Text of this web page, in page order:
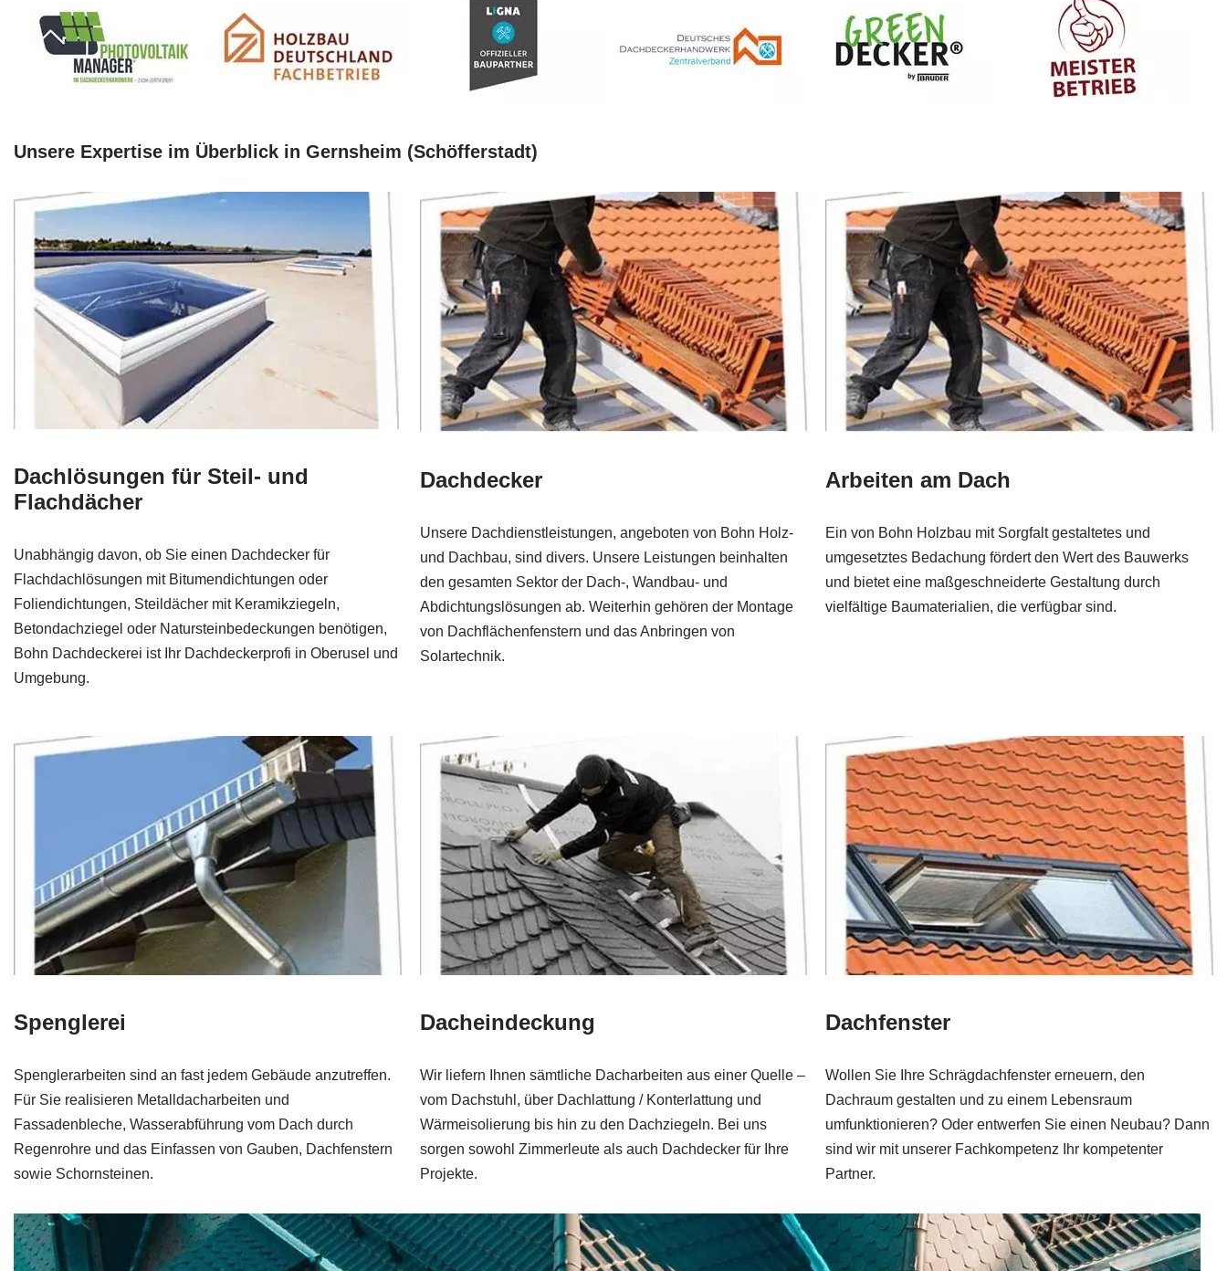
Unsere Expertise im Überblick in Gernsheim (Schöfferstadt)
Dachlösungen für Steil- und
Flachdächer
Unabhängig davon, ob Sie einen Dachdecker für
Flachdachlösungen mit Bitumendichtungen oder
Foliendichtungen, Steildächer mit Keramikziegeln,
Betondachziegel oder Natursteinbedeckungen benötigen,
Bohn Dachdeckerei ist Ihr Dachdeckerprofi in Oberusel und
Umgebung.
Dachdecker
Unsere Dachdienstleistungen, angeboten von Bohn Holz-
und Dachbau, sind divers. Unsere Leistungen beinhalten
den gesamten Sektor der Dach-, Wandbau- und
Abdichtungslösungen ab. Weiterhin gehören der Montage
von Dachflächenfenstern und das Anbringen von
Solartechnik.
Arbeiten am Dach
Ein von Bohn Holzbau mit Sorgfalt gestaltetes und
umgesetztes Bedachung fördert den Wert des Bauwerks
und bietet eine maßgeschneiderte Gestaltung durch
vielfältige Baumaterialien, die verfügbar sind.
Spenglerei
Spenglerarbeiten sind an fast jedem Gebäude anzutreffen.
Für Sie realisieren Metalldacharbeiten und
Fassadenbleche, Wasserabführung vom Dach durch
Regenrohre und das Einfassen von Gauben, Dachfenstern
sowie Schornsteinen.
Dacheindeckung
Wir liefern Ihnen sämtliche Dacharbeiten aus einer Quelle –
vom Dachstuhl, über Dachlattung / Konterlattung und
Wärmeisolierung bis hin zu den Dachziegeln. Bei uns
sorgen sowohl Zimmerleute als auch Dachdecker für Ihre
Projekte.
Dachfenster
Wollen Sie Ihre Schrägdachfenster erneuern, den
Dachraum gestalten und zu einem Lebensraum
umfunktionieren? Oder entwerfen Sie einen Neubau? Dann
sind wir mit unserer Fachkompetenz Ihr kompetenter
Partner.